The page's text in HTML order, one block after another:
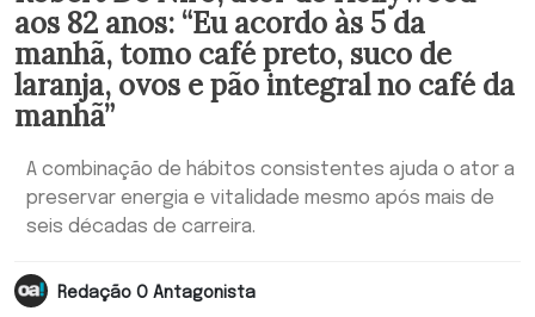
aos 82 anos: “Eu acordo às 5 da
manhã, tomo café preto, suco de
laranja, ovos e pão integral no café da
manhã”
A combinação de hábitos consistentes ajuda o ator a
preservar energia e vitalidade mesmo após mais de
seis décadas de carreira.
Redação O Antagonista